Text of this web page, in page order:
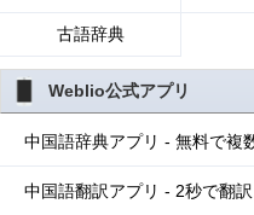
古語辞典
Weblio公式アプリ
中国語辞典アプリ - 無料で複
中国語翻訳アプリ - 2秒で翻